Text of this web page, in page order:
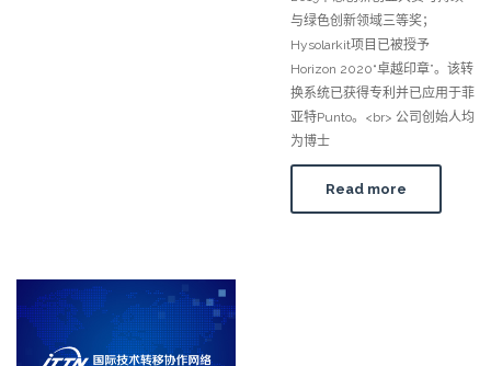
与绿色创新领域三等奖；
Hysolarkit项目已被授予
Horizon 2020“卓越印章”。该转
换系统已获得专利并已应用于菲
亚特Punto。<br> 公司创始人均
为博士
Read more